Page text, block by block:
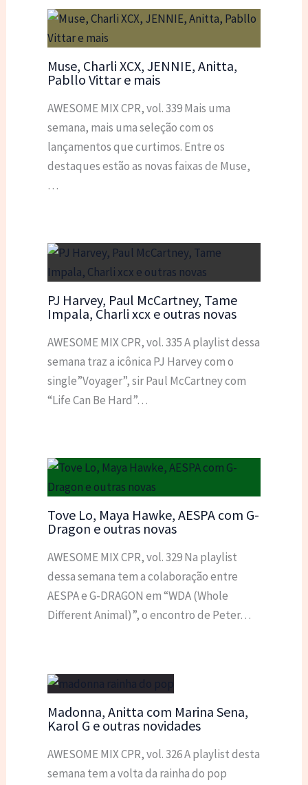
Muse, Charli XCX, JENNIE, Anitta,
Pabllo Vittar e mais
AWESOME MIX CPR, vol. 339 Mais uma
semana, mais uma seleção com os
lançamentos que curtimos. Entre os
destaques estão as novas faixas de Muse,
…
PJ Harvey, Paul McCartney, Tame
Impala, Charli xcx e outras novas
AWESOME MIX CPR, vol. 335 A playlist dessa
semana traz a icônica PJ Harvey com o
single”Voyager”, sir Paul McCartney com
“Life Can Be Hard”…
Tove Lo, Maya Hawke, AESPA com G-
Dragon e outras novas
AWESOME MIX CPR, vol. 329 Na playlist
dessa semana tem a colaboração entre
AESPA e G-DRAGON em “WDA (Whole
Different Animal)”, o encontro de Peter…
Madonna, Anitta com Marina Sena,
Karol G e outras novidades
AWESOME MIX CPR, vol. 326 A playlist desta
semana tem a volta da rainha do pop